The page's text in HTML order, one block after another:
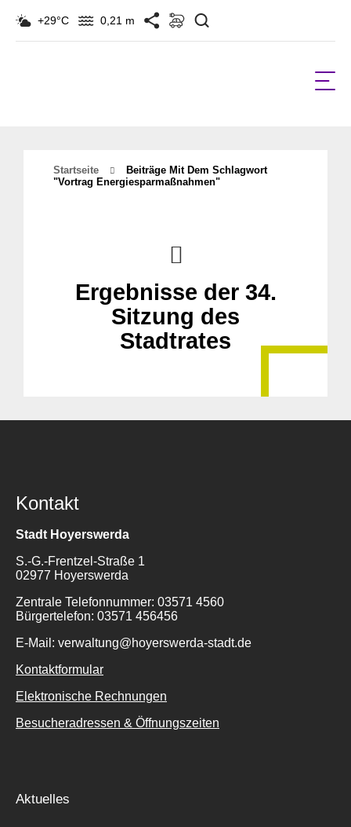
+29°C 0,21 m
Startseite
Beiträge Mit Dem Schlagwort
"vortrag Energiesparmaßnahmen"
Ergebnisse der 34.
Sitzung des
Stadtrates
Kontakt
Stadt Hoyerswerda
S.-G.-Frentzel-Straße 1
02977 Hoyerswerda
Zentrale Telefonnummer: 03571 4560
Bürgertelefon: 03571 456456
E-Mail: verwaltung@hoyerswerda-stadt.de
Kontaktformular
Elektronische Rechnungen
Besucheradressen & Öffnungszeiten
Aktuelles